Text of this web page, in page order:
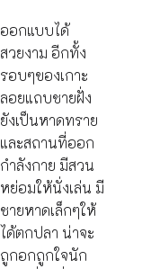
ออกแบบได้
สวยงาม อีกทั้ง
รอบๆของเกาะ
ลอยแถบชายฝั่ง
ยังเป็นหาดทราย
และสถานที่ออก
กำลังกาย มีสวน
หย่อมให้นั่งเล่น มี
ชายหาดเล็กๆให้
ได้ตกปลา น่าจะ
ถูกอกถูกใจนัก